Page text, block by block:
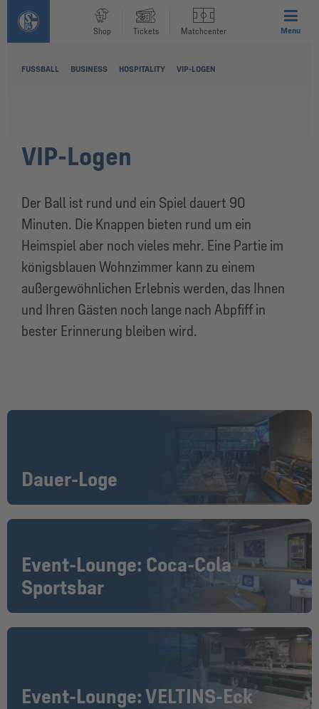
Shop Tickets Matchcenter Menu
FUSSBALL BUSINESS HOSPITALITY VIP-LOGEN
VIP-Logen
Der Ball ist rund und ein Spiel dauert 90
Minuten. Die Knappen bieten rund um ein
Heimspiel aber noch vieles mehr. Eine Partie im
königsblauen Wohnzimmer kann zu einem
außergewöhnlichen Erlebnis werden, das Ihnen
und Ihren Gästen noch lange nach Abpfiff in
bester Erinnerung bleiben wird.
Dauer-Loge
Event-Lounge: Coca-Cola
Sportsbar
Event-Lounge: VELTINS-Eck